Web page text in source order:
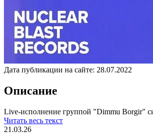
Дата публикации на сайте: 28.07.2022
Описание
Live-исполнение группой "Dimmu Borgir"
Читать весь текст
21.03.26